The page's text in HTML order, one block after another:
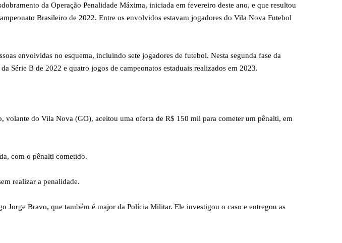
da Operação Penalidade Máxima, iniciada em fevereiro deste ano, e que resultou
Brasileiro de 2022. Entre os envolvidos estavam jogadores do Vila Nova Futebol
envolvidas no esquema, incluindo sete jogadores de futebol. Nesta segunda fase da
Série B de 2022 e quatro jogos de campeonatos estaduais realizados em 2023.
do Vila Nova (GO), aceitou uma oferta de R$ 150 mil para cometer um pênalti, em
com o pênalti cometido.
realizar a penalidade.
Jorge Bravo, que também é major da Polícia Militar. Ele investigou o caso e entregou as